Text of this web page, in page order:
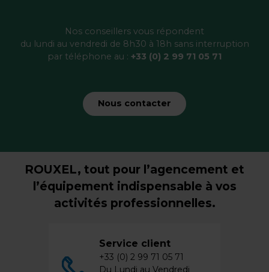
Nos conseillers vous répondent
du lundi au vendredi de 8h30 à 18h sans interruption
par téléphone au : +33 (0) 2 99 71 05 71
Nous contacter
ROUXEL, tout pour l’agencement et
l’équipement indispensable à vos
activités professionnelles.
Service client
+33 (0) 2 99 71 05 71
Du Lundi au Vendredi